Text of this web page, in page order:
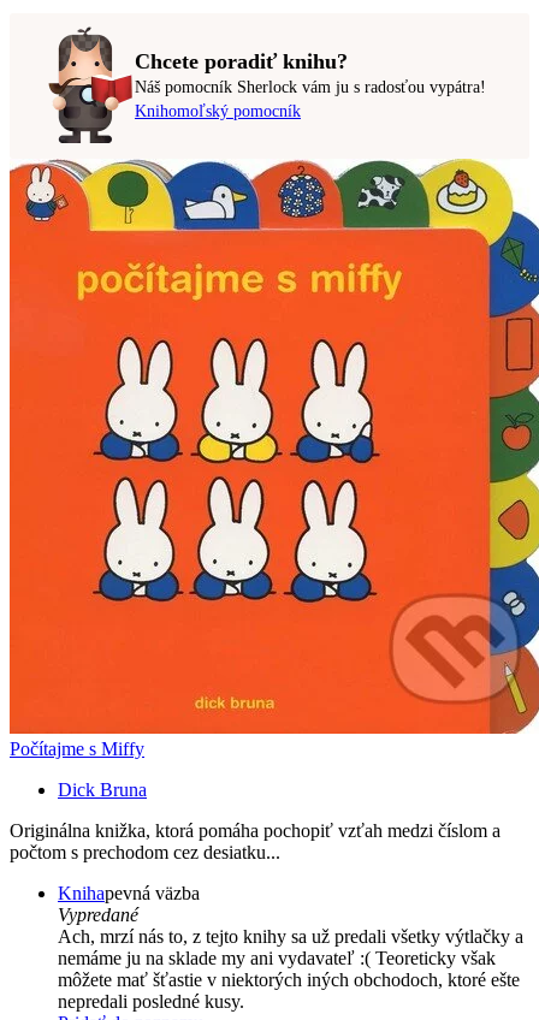
Chcete poradiť knihu?
Náš pomocník Sherlock vám ju s radosťou vypátra!
Knihomoľský pomocník
Počítajme s Miffy
Dick Bruna
Originálna knižka, ktorá pomáha pochopiť vzťah medzi číslom a
počtom s prechodom cez desiatku...
Knihapevná väzba
Vypredané
Ach, mrzí nás to, z tejto knihy sa už predali všetky výtlačky a
nemáme ju na sklade my ani vydavateľ :( Teoreticky však
môžete mať šťastie v niektorých iných obchodoch, ktoré ešte
nepredali posledné kusy.